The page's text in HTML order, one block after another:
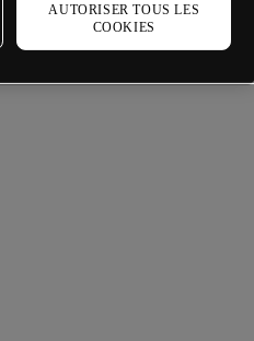
AUTORISER TOUS LES
COOKIES